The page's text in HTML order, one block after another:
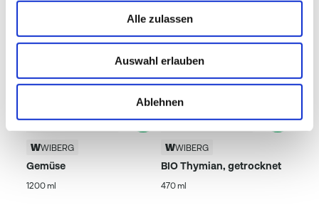
Alle zulassen
Auswahl erlauben
Ablehnen
WIBERG
Gemüse
1200 ml
WIBERG
BIO Thymian, getrocknet
470 ml